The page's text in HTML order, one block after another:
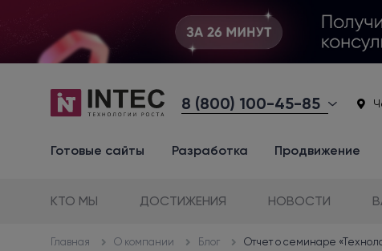
8 (800) 100-45-85
Готовые сайты Разработка Продвижение
КТО МЫ ДОСТИЖЕНИЯ НОВОСТИ
Главная О компании Блог Отчет о семинаре